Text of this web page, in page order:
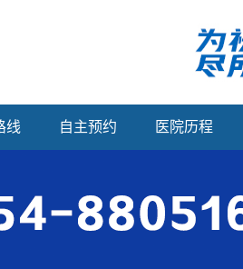
线 自主预约 医院历程